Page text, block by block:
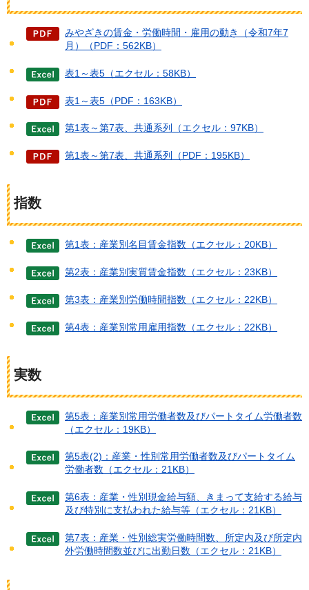
みやざきの賃金・労働時間・雇用の動き（令和7年7
月）（PDF：562KB）
表1～表5（エクセル：58KB）
表1～表5（PDF：163KB）
第1表～第7表、共通系列（エクセル：97KB）
第1表～第7表、共通系列（PDF：195KB）
指数
第1表：産業別名目賃金指数（エクセル：20KB）
第2表：産業別実質賃金指数（エクセル：23KB）
第3表：産業別労働時間指数（エクセル：22KB）
第4表：産業別常用雇用指数（エクセル：22KB）
実数
第5表：産業別常用労働者数及びパートタイム労働者数
（エクセル：19KB）
第5表(2)：産業・性別常用労働者数及びパートタイム
労働者数（エクセル：21KB）
第6表：産業・性別現金給与額、きまって支給する給与
及び特別に支払われた給与等（エクセル：21KB）
第7表：産業・性別総実労働時間数、所定内及び所定内
外労働時間数並びに出勤日数（エクセル：21KB）